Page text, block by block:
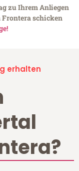
zu Ihrem Anliegen
schicken
erhalten